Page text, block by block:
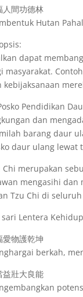
人間功德林
Hutan
dapat
masyarakat.
kebijaksanaan
Pendidikan
dan
barang daur
daur ulang lewat
Chi merupakan
mengasihi dan
Tzu Chi di
Lentera
愛物護乾坤
berkah,
益壯大良能